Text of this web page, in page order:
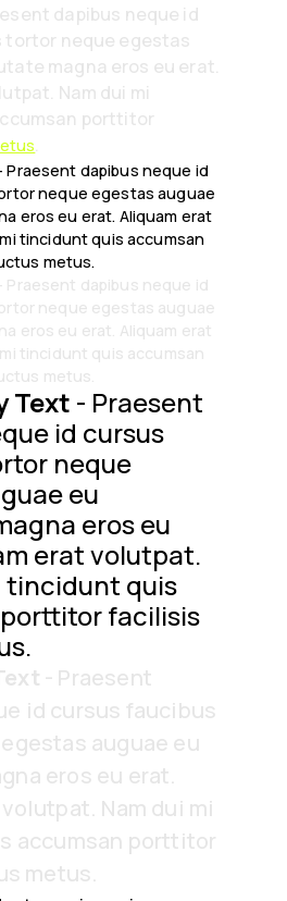
dapibus neque id
tortor neque egestas
magna eros eu erat.
Nam dui mi
porttitor
.
Praesent dapibus neque id
neque egestas auguae
eros eu erat. Aliquam erat
tincidunt quis accumsan
metus.
Praesent dapibus neque id
neque egestas auguae
eros eu erat. Aliquam erat
tincidunt quis accumsan
metus.
Text - Praesent
id cursus
neque
eu
eros eu
erat volutpat.
tincidunt quis
facilisis
- Praesent
id cursus faucibus
auguae eu
eros eu erat.
Nam dui mi
accumsan porttitor
metus.